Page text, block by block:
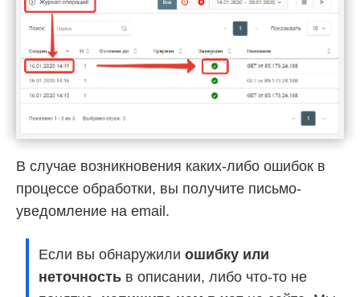
В случае возникновения каких-либо ошибок в
процессе обработки, вы получите письмо-
уведомление на email.
Если вы обнаружили ошибку или
неточность в описании, либо что-то не